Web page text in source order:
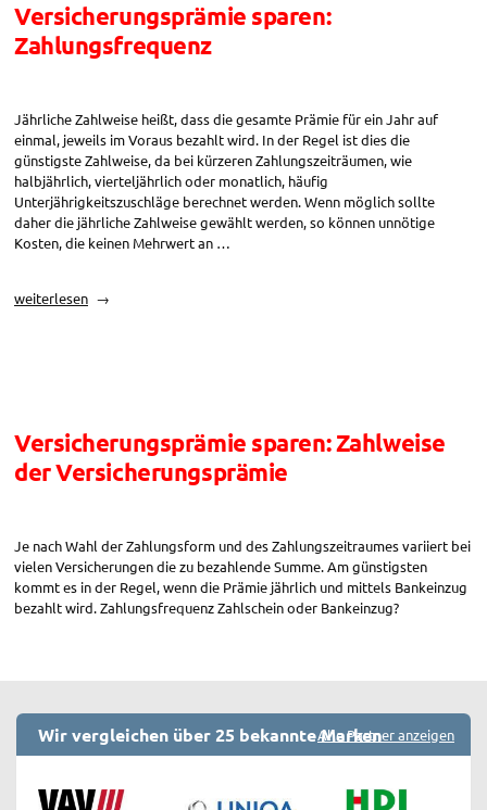
Versicherungsprämie sparen:
Zahlungsfrequenz
Jährliche Zahlweise heißt, dass die gesamte Prämie für ein Jahr auf
einmal, jeweils im Voraus bezahlt wird. In der Regel ist dies die
günstigste Zahlweise, da bei kürzeren Zahlungszeiträumen, wie
halbjährlich, vierteljährlich oder monatlich, häufig
Unterjährigkeitszuschläge berechnet werden. Wenn möglich sollte
daher die jährliche Zahlweise gewählt werden, so können unnötige
Kosten, die keinen Mehrwert an …
„Versicherungsprämie
weiterlesen
Versicherungsprämie sparen: Zahlweise
der Versicherungsprämie
Je nach Wahl der Zahlungsform und des Zahlungszeitraumes variiert bei
vielen Versicherungen die zu bezahlende Summe. Am günstigsten
kommt es in der Regel, wenn die Prämie jährlich und mittels Bankeinzug
bezahlt wird. Zahlungsfrequenz Zahlschein oder Bankeinzug?
Wir vergleichen über 25 bekannte MarkenAlle Partner anzeigen